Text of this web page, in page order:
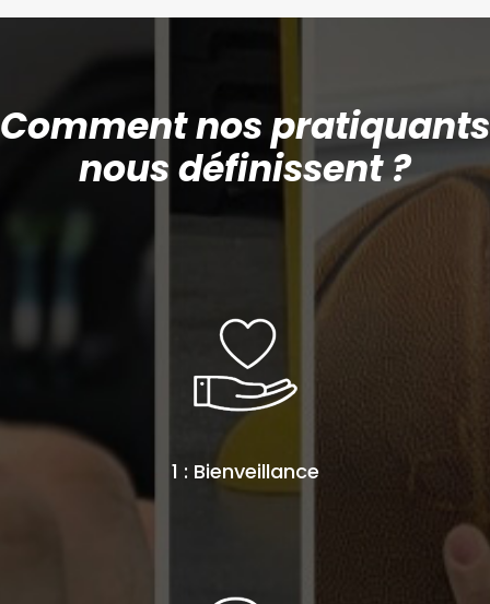
Comment nos pratiquants
nous définissent ?
1 : Bienveillance